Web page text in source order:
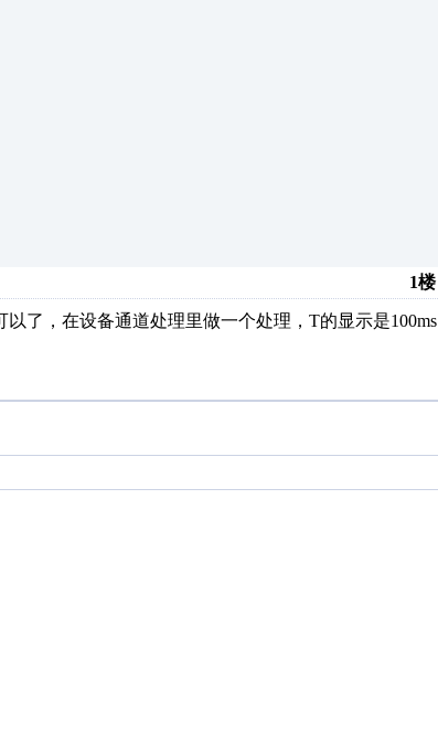
1楼
了，在设备通道处理里做一个处理，T的显示是100ms